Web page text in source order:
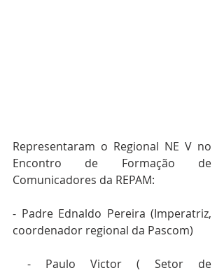
Representaram o Regional NE V no
Encontro de Formação de
Comunicadores da REPAM:
- Padre Ednaldo Pereira (Imperatriz,
coordenador regional da Pascom)